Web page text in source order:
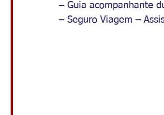
– Guia acompanhante
– Seguro Viagem –